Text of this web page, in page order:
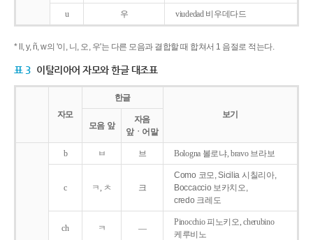
u 우 viudedad 비우데다드
* ll, y, ñ, w의 '이, 니, 오, 우'는 다른 모음과 결합할 때 합쳐서 1 음절로 적는다.
표 3 이탈리아어 자모와 한글 대조표
자모
한글
보기
모음 앞
자음
앞ㆍ어말
b ㅂ 브 Bologna 볼로냐, bravo 브라보
c ㅋ, ㅊ 크
Como 코모, Sicilia 시칠리아,
Boccaccio 보카치오,
credo 크레도
ch ㅋ ―
Pinocchio 피노키오, cherubino
케루비노